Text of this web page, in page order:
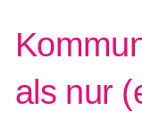
als nur